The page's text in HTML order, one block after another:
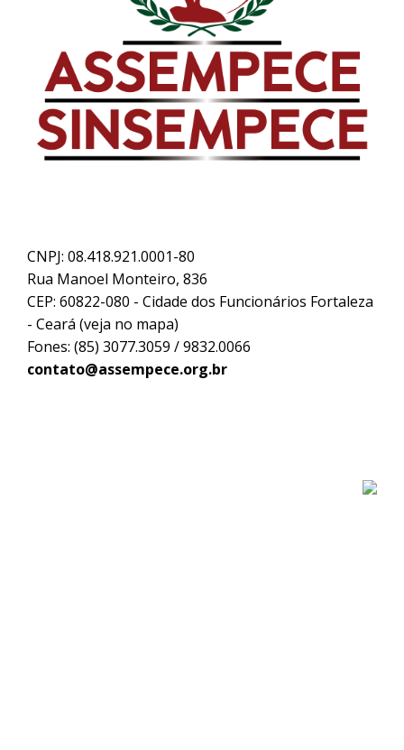
CNPJ: 08.418.921.0001-80
Rua Manoel Monteiro, 836
CEP: 60822-080 - Cidade dos Funcionários Fortaleza
- Ceará (veja no mapa)
Fones: (85) 3077.3059 / 9832.0066
contato@assempece.org.br